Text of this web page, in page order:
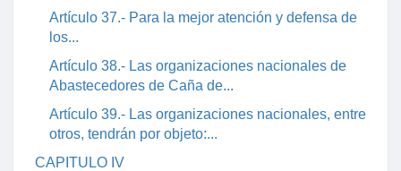
Artículo 37.- Para la mejor atención y defensa de
los...
Artículo 38.- Las organizaciones nacionales de
Abastecedores de Caña de...
Artículo 39.- Las organizaciones nacionales, entre
otros, tendrán por objeto:...
CAPITULO IV